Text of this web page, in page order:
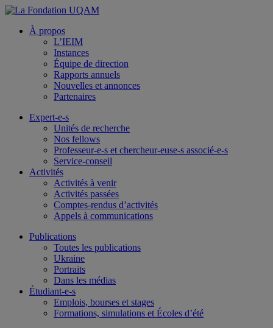
À propos
L’IEIM
Instances
Équipe de direction
Rapports annuels
Nouvelles et annonces
Partenaires
Expert-e-s
Unités de recherche
Nos fellows
Professeur-e-s et chercheur-euse-s associé-e-s
Service-conseil
Activités
Activités à venir
Activités passées
Comptes-rendus d’activités
Appels à communications
Publications
Toutes les publications
Ukraine
Portraits
Dans les médias
Étudiant-e-s
Emplois, bourses et stages
Formations, simulations et Écoles d’été